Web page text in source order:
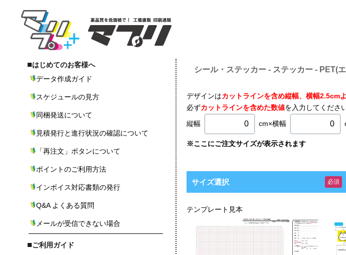
■はじめてのお客様へ
データ作成ガイド
スケジュールの見方
同梱発送について
見積発行と進行状況の確認について
「再注文」ボタンについて
ポイントのご利用方法
インボイス対応書類の発行
Q&A よくある質問
メールが受信できない場合
■ご利用ガイド
シール・ステッカー - ステッカー - PET(
デザインはカットラインを含め縦幅、横幅2.5cm
必ずカットラインを含めた数値を入力してください
縦幅
cm×横幅
※ここにご注文サイズが表示されます
サイズ選択 必須
テンプレート見本